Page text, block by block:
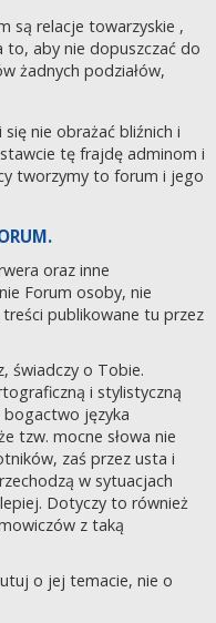
są relacje towarzyskie ,
to, aby nie dopuszczać do
żadnych podziałów,
nie obrażać bliźnich i
tę frajdę adminom i
tworzymy to forum i jego
oraz inne
Forum osoby, nie
publikowane tu przez
świadczy o Tobie.
i stylistyczną
bogactwo języka
tzw. mocne słowa nie
zaś przez usta i
w sytuacjach
Dotyczy to również
z taką
o jej temacie, nie o